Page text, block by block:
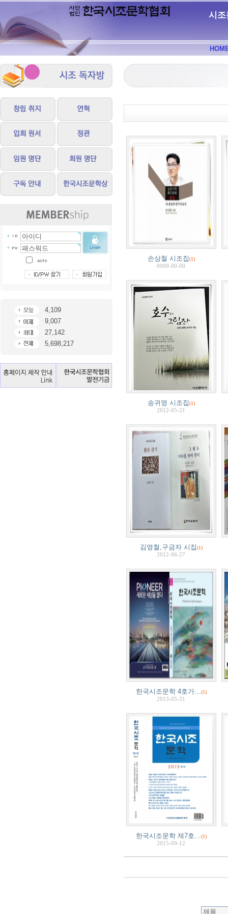
시조
4,109
9,007
27,142
5,698,217
손상철 시조집(1)
0000-00-00
송귀영 시조집(1)
2012-05-21
김영철,구금자 시집(1)
2012-06-27
한국시조문학 4호가…(1)
2013-05-31
한국시조문학 제7호…(1)
2015-09-12